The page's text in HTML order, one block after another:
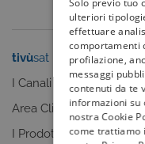
tivùsat
I Canali
Area Clienti
I Prodotti
Solo previo tuo
ulteriori
effettuare
comportamenti
profilazione,
messaggi
contenuti da te
informazioni su
nostra Cookie
come trattiamo